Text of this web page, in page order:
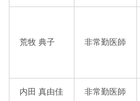
荒牧 典子 非常勤医師
内田 真由佳 非常勤医師